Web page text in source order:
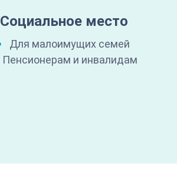
Социальное место
Для малоимущих семей
Пенсионерам и инвалидам